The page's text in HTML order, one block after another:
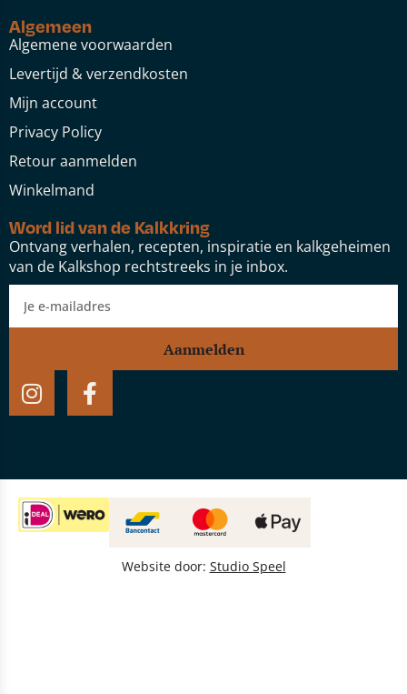
Algemeen
Algemene voorwaarden
Levertijd & verzendkosten
Mijn account
Privacy Policy
Retour aanmelden
Winkelmand
Word lid van de Kalkkring
Ontvang verhalen, recepten, inspiratie en kalkgeheimen
van de Kalkshop rechtstreeks in je inbox.
Aanmelden
Website door: Studio Speel